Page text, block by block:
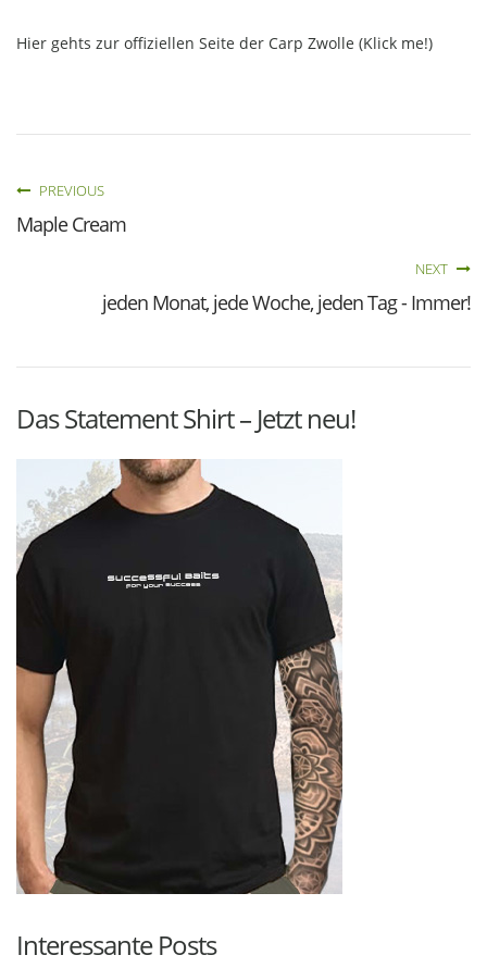
Hier gehts zur offiziellen Seite der Carp Zwolle (Klick me!)
PREVIOUS
Maple Cream
NEXT
jeden Monat, jede Woche, jeden Tag - Immer!
Das Statement Shirt – Jetzt neu!
Interessante Posts